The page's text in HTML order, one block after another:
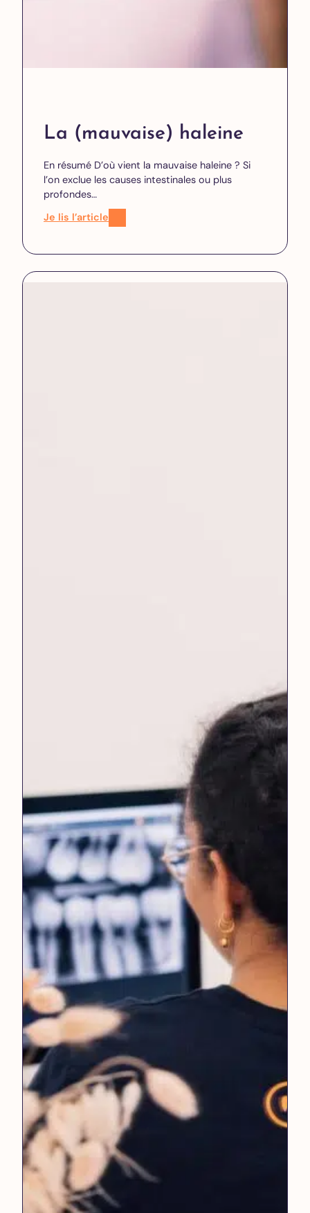
La (mauvaise) haleine
En résumé D’où vient la mauvaise haleine ? Si
l’on exclue les causes intestinales ou plus
profondes…
Je lis l’article